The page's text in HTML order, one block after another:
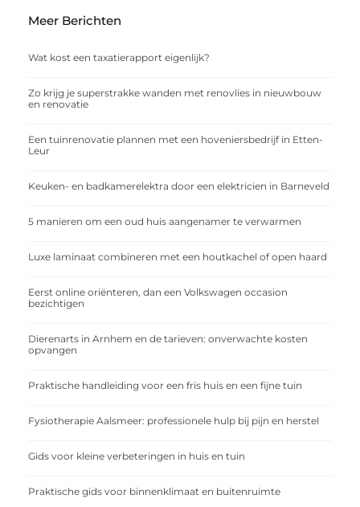
Meer Berichten
Wat kost een taxatierapport eigenlijk?
Zo krijg je superstrakke wanden met renovlies in nieuwbouw
en renovatie
Een tuinrenovatie plannen met een hoveniersbedrijf in Etten-
Leur
Keuken- en badkamerelektra door een elektricien in Barneveld
5 manieren om een oud huis aangenamer te verwarmen
Luxe laminaat combineren met een houtkachel of open haard
Eerst online oriënteren, dan een Volkswagen occasion
bezichtigen
Dierenarts in Arnhem en de tarieven: onverwachte kosten
opvangen
Praktische handleiding voor een fris huis en een fijne tuin
Fysiotherapie Aalsmeer: professionele hulp bij pijn en herstel
Gids voor kleine verbeteringen in huis en tuin
Praktische gids voor binnenklimaat en buitenruimte